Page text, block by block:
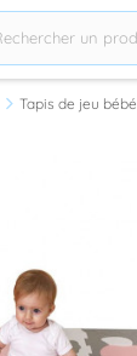
Tapis de jeu bébé